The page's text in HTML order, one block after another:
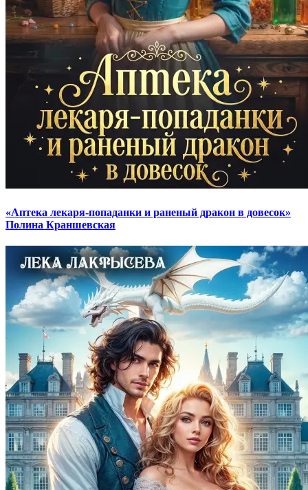
«Аптека лекаря-попаданки и раненый дракон в довесок»
Полина Краншевская